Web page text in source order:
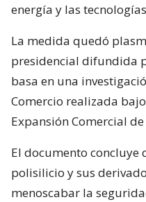
energía y las
La medida quedó
presidencial difundida
basa en una
Comercio realizada
Expansión Comercial
El documento concluye
polisilicio y sus
menoscabar la